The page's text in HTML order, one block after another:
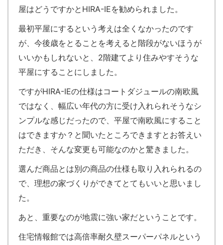
屋はどうですかとHIRA-IEを勧められました。
最初平屋にするという考えは全くなかったのです
が、今後歳をとることを考えると階段がないほうが
いいかもしれないと、2階建てより住みやすそうな
平屋にすることにしました。
ですがHIRA-IEの仕様はコートダジュールの南欧風
ではなく、幅広い年代の方に受け入れられそうなシ
ンプルな感じだったので、平屋で南欧風にすること
はできますか？と聞いたところできますとお答えい
ただき、そんな変更も可能なのかと驚きました。
選んだ商品とは別の商品の仕様も取り入れられるの
で、理想の家づくりができてとてもいいと思いまし
た。
あと、重要なのが地震に強い家だということです。
住宅情報館では高倍率耐久壁スーパーパネルという